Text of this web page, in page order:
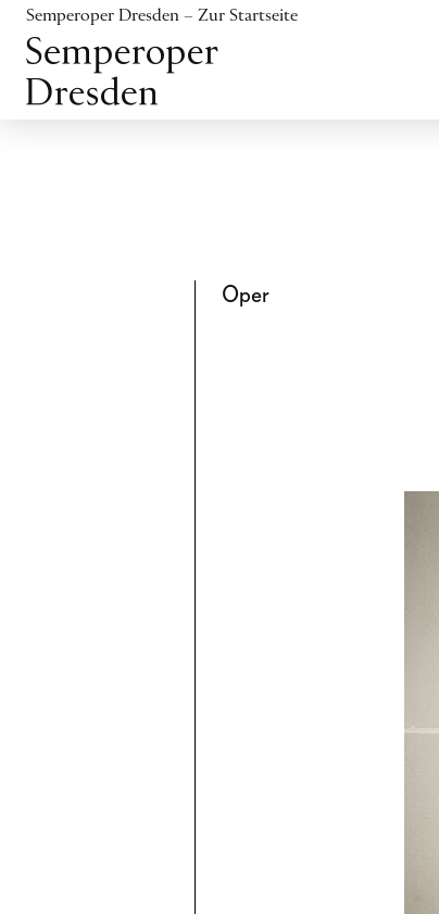
Inhalt anspringen
Fußbereich anspringen
Semperoper Dresden – Zur Startseite
Oper